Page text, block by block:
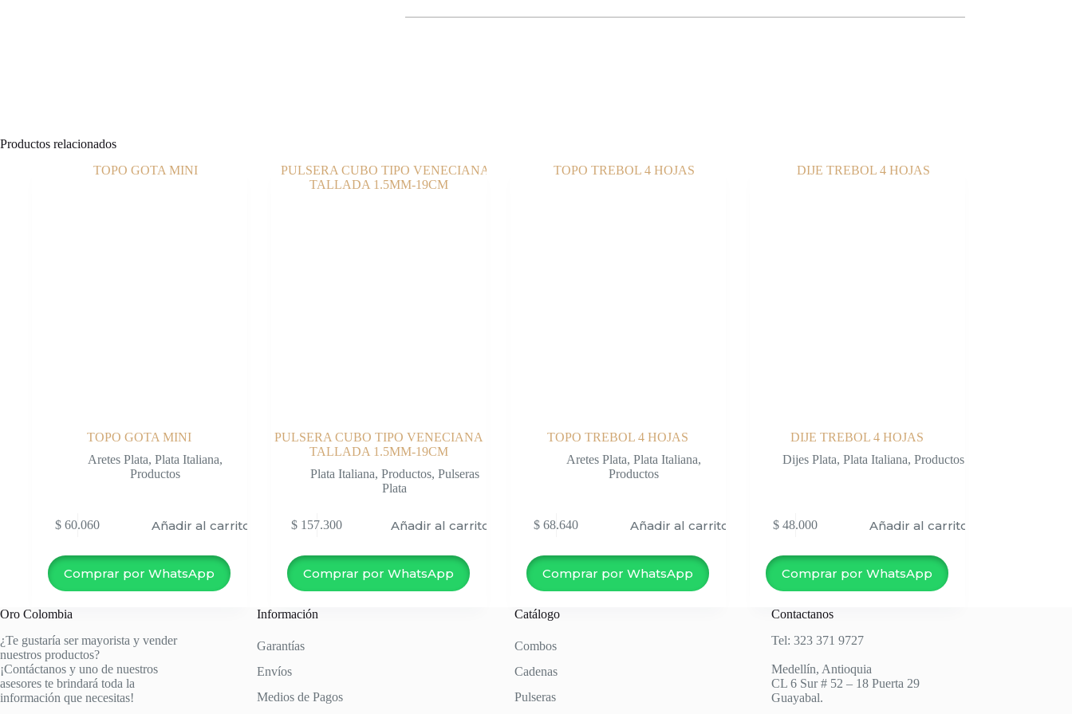
Productos relacionados
TOPO GOTA MINI
Aretes Plata,Plata Italiana,
Productos
$ 60.060 Añadir al carrito
Comprar por WhatsApp
PULSERA CUBO TIPO VENECIANA
TALLADA 1.5MM-19CM
Plata Italiana, Productos, Pulseras
Plata
$ 157.300 Añadir al carrito
Comprar por WhatsApp
TOPO TREBOL 4 HOJAS
Aretes Plata,Plata Italiana,
Productos
$ 68.640 Añadir al carrito
Comprar por WhatsApp
DIJE TREBOL 4 HOJAS
Dijes Plata, Plata Italiana, Productos
$ 48.000 Añadir al carrito
Comprar por WhatsApp
Oro Colombia
¿Te gustaría ser mayorista y vender
nuestros productos?
¡Contáctanos y uno de nuestros
asesores te brindará toda la
información que necesitas!
Información
Garantías
Envíos
Medios de Pagos
Catálogo
Combos
Cadenas
Pulseras
Contactanos
Tel: 323 371 9727
Medellín, Antioquia
CL 6 Sur # 52 – 18 Puerta 29
Guayabal.